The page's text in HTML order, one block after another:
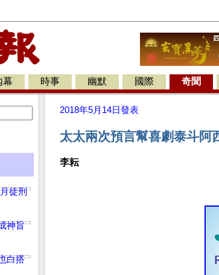
幕 時事 幽默 國際 奇聞
徒刑
神旨
白搭
2018年5月14日發表
太太兩次預言幫喜劇泰斗阿
李耘